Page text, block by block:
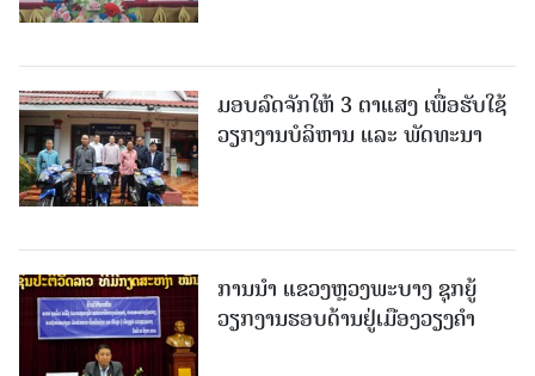
ມອບລົດຈັກໃຫ້ 3 ຕາແສງ ເພື່ອຮັບໃຊ້
ວຽກງານບໍລິຫານ ແລະ ພັດທະນາ
ການນຳ ແຂວງຫຼວງພະບາງ ຊຸກຍູ້
ວຽກງານຮອບດ້ານຢູ່ເມືອງວຽງຄໍາ